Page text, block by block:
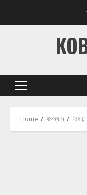
Primary
Home উপন্যাস